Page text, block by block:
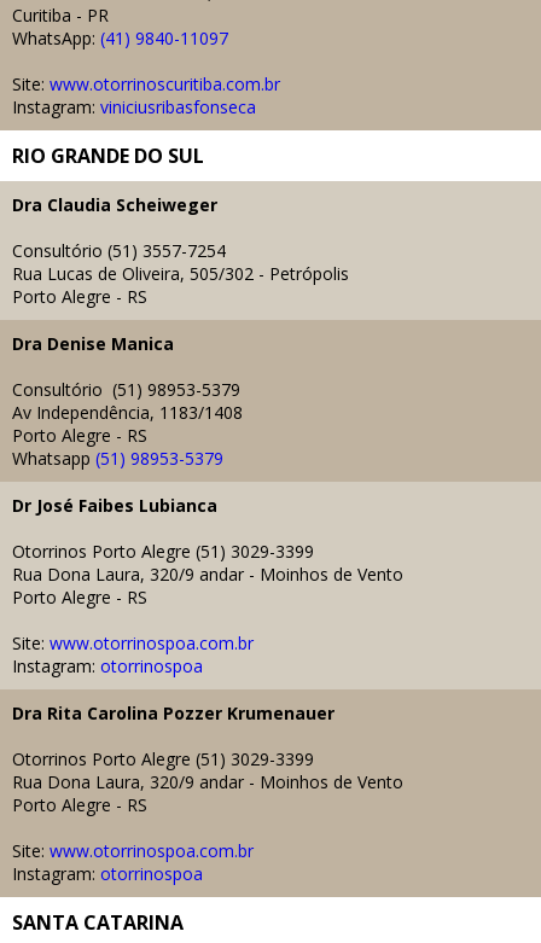
Curitiba - PR
WhatsApp: (41) 9840-11097
Site: www.otorrinoscuritiba.com.br
Instagram: viniciusribasfonseca
RIO GRANDE DO SUL
Dra Claudia Scheiweger
Consultório (51) 3557-7254
Rua Lucas de Oliveira, 505/302 - Petrópolis
Porto Alegre - RS
Dra Denise Manica
Consultório (51) 98953-5379
Av Independência, 1183/1408
Porto Alegre - RS
Whatsapp (51) 98953-5379
Dr José Faibes Lubianca
Otorrinos Porto Alegre (51) 3029-3399
Rua Dona Laura, 320/9 andar - Moinhos de Vento
Porto Alegre - RS
Site: www.otorrinospoa.com.br
Instagram: otorrinospoa
Dra Rita Carolina Pozzer Krumenauer
Otorrinos Porto Alegre (51) 3029-3399
Rua Dona Laura, 320/9 andar - Moinhos de Vento
Porto Alegre - RS
Site: www.otorrinospoa.com.br
Instagram: otorrinospoa
SANTA CATARINA